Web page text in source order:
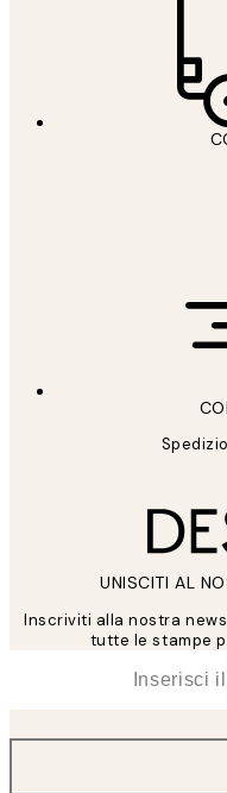
UNISCITI AL
Inscriviti alla nostra
tutte le stampe